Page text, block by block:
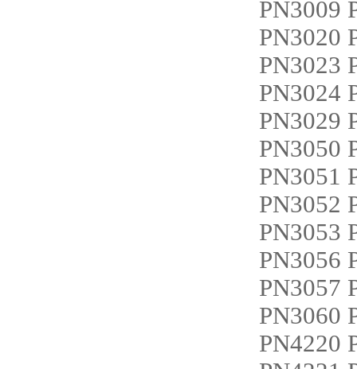
PN3020
PN3023
PN3050
PN3051
PN3052
PN3053
PN3060